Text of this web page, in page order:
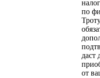
по
даст
от